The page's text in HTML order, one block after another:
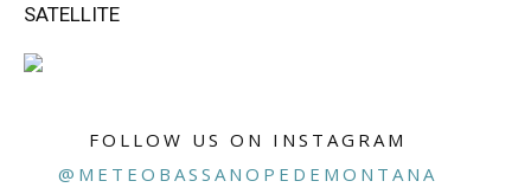
SATELLITE
FOLLOW US ON INSTAGRAM
@METEOBASSANOPEDEMONTANA